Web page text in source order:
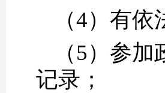
（4）有
（5）参
记录；